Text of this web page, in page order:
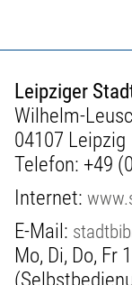
Leipziger
Wilhelm-
04107 Leipzig
Telefon: +49
Internet:
E-Mail:
Mo, Di, Do, Fr